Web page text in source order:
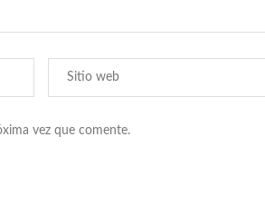
vez que comente.